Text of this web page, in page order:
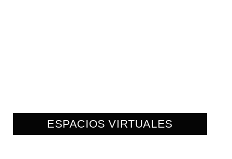
ESPACIOS VIRTUALES